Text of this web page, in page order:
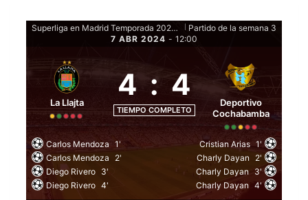
Superliga en Madrid Temporada 2024 - Fase de grupos
Partido de la semana 3
7 ABR 2024 - 12:00
La Llajta
4 : 4
TIEMPO COMPLETO
Deportivo
Cochabamba
Carlos Mendoza 1'
Carlos Mendoza
2'
Diego Rivero 3'
Diego Rivero 4'
Cristian Arias 1'
Charly Dayan 2'
Charly Dayan 3'
Charly Dayan 4'